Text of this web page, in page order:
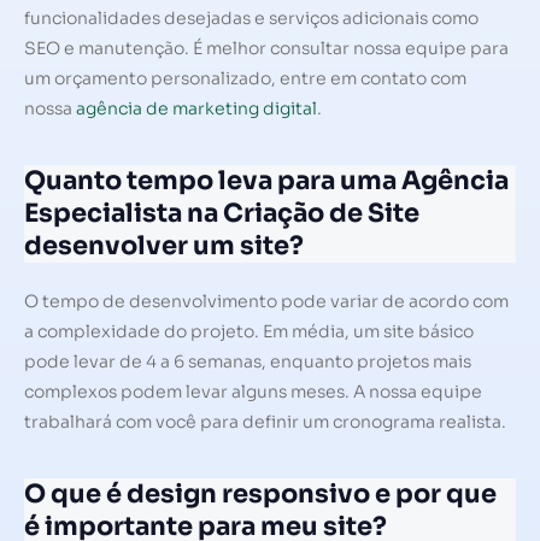
funcionalidades desejadas e serviços adicionais como
SEO e manutenção. É melhor consultar nossa equipe para
um orçamento personalizado, entre em contato com
nossa agência de marketing digital.
Quanto tempo leva para uma Agência
Especialista na Criação de Site
desenvolver um site?
O tempo de desenvolvimento pode variar de acordo com
a complexidade do projeto. Em média, um site básico
pode levar de 4 a 6 semanas, enquanto projetos mais
complexos podem levar alguns meses. A nossa equipe
trabalhará com você para definir um cronograma realista.
O que é design responsivo e por que
é importante para meu site?